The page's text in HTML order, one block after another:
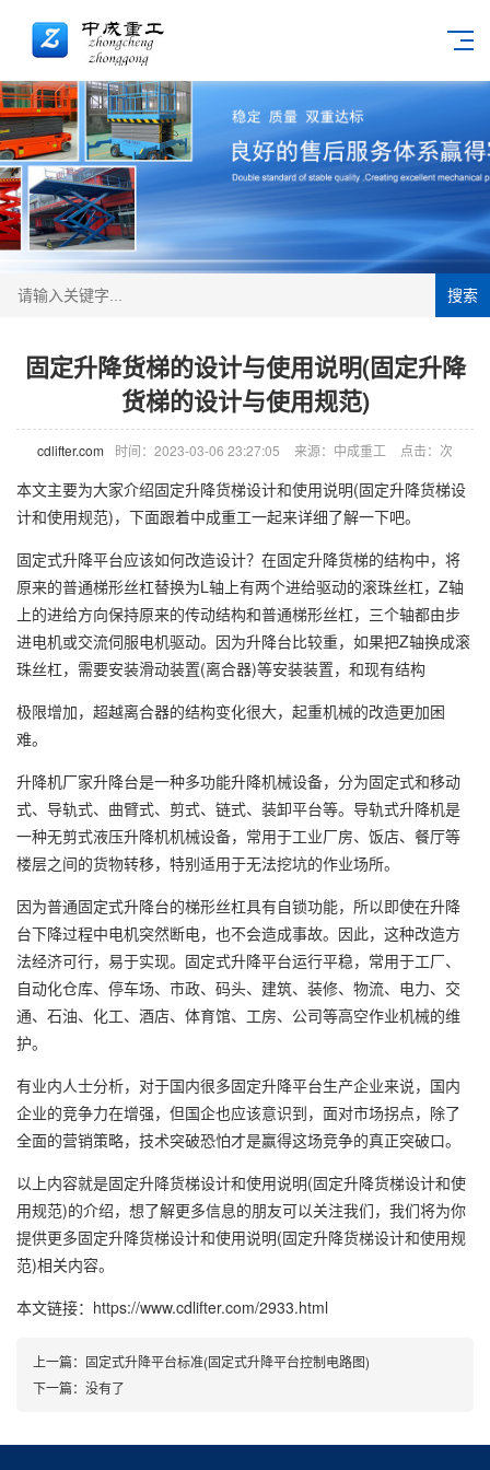
搜索
固定升降货梯的设计与使用说明(固定升降
货梯的设计与使用规范)
cdlifter.com 时间：2023-03-06 23:27:05 来源：中成重工 点击： 次
本文主要为大家介绍固定升降货梯设计和使用说明(固定升降货梯设
计和使用规范)，下面跟着中成重工一起来详细了解一下吧。
固定式升降平台应该如何改造设计？在固定升降货梯的结构中，将
原来的普通梯形丝杠替换为L轴上有两个进给驱动的滚珠丝杠，Z轴
上的进给方向保持原来的传动结构和普通梯形丝杠，三个轴都由步
进电机或交流伺服电机驱动。因为升降台比较重，如果把Z轴换成滚
珠丝杠，需要安装滑动装置(离合器)等安装装置，和现有结构
极限增加，超越离合器的结构变化很大，起重机械的改造更加困
难。
升降机厂家升降台是一种多功能升降机械设备，分为固定式和移动
式、导轨式、曲臂式、剪式、链式、装卸平台等。导轨式升降机是
一种无剪式液压升降机机械设备，常用于工业厂房、饭店、餐厅等
楼层之间的货物转移，特别适用于无法挖坑的作业场所。
因为普通固定式升降台的梯形丝杠具有自锁功能，所以即使在升降
台下降过程中电机突然断电，也不会造成事故。因此，这种改造方
法经济可行，易于实现。固定式升降平台运行平稳，常用于工厂、
自动化仓库、停车场、市政、码头、建筑、装修、物流、电力、交
通、石油、化工、酒店、体育馆、工房、公司等高空作业机械的维
护。
有业内人士分析，对于国内很多固定升降平台生产企业来说，国内
企业的竞争力在增强，但国企也应该意识到，面对市场拐点，除了
全面的营销策略，技术突破恐怕才是赢得这场竞争的真正突破口。
以上内容就是固定升降货梯设计和使用说明(固定升降货梯设计和使
用规范)的介绍，想了解更多信息的朋友可以关注我们，我们将为你
提供更多固定升降货梯设计和使用说明(固定升降货梯设计和使用规
范)相关内容。
本文链接：https://www.cdlifter.com/2933.html
上一篇： 固定式升降平台标准(固定式升降平台控制电路图)
下一篇：没有了